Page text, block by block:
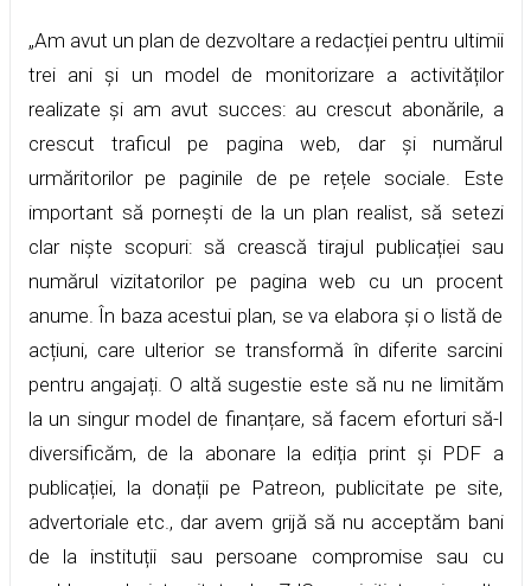
„Am avut un plan de dezvoltare a redacției pentru ultimii
trei ani și un model de monitorizare a activităților
realizate și am avut succes: au crescut abonările, a
crescut traficul pe pagina web, dar și numărul
urmăritorilor pe paginile de pe rețele sociale. Este
important să pornești de la un plan realist, să setezi
clar niște scopuri: să crească tirajul publicației sau
numărul vizitatorilor pe pagina web cu un procent
anume. În baza acestui plan, se va elabora și o listă de
acțiuni, care ulterior se transformă în diferite sarcini
pentru angajați. O altă sugestie este să nu ne limităm
la un singur model de finanțare, să facem eforturi să-l
diversificăm, de la abonare la ediția print și PDF a
publicației, la donații pe Patreon, publicitate pe site,
advertoriale etc., dar avem grijă să nu acceptăm bani
de la instituții sau persoane compromise sau cu